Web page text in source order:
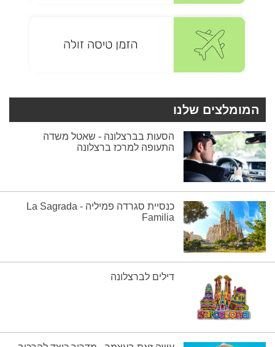
המומלצים שלנו
הסעות בברצלונה - שאטל משדה
התעופה למרכז ברצלונה
כנסיית סגרדה פמיליה - La Sagrada
Familia
דילים לברצלונה